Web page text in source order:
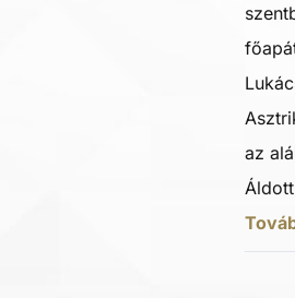
az